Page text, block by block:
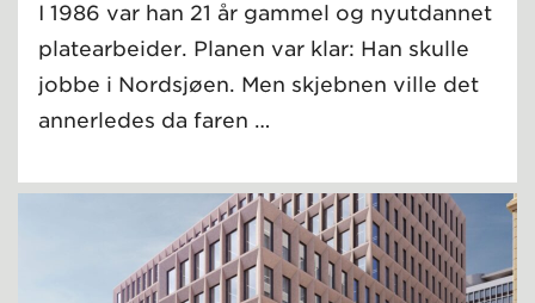
I 1986 var han 21 år gammel og nyutdannet
platearbeider. Planen var klar: Han skulle
jobbe i Nordsjøen. Men skjebnen ville det
annerledes da faren …